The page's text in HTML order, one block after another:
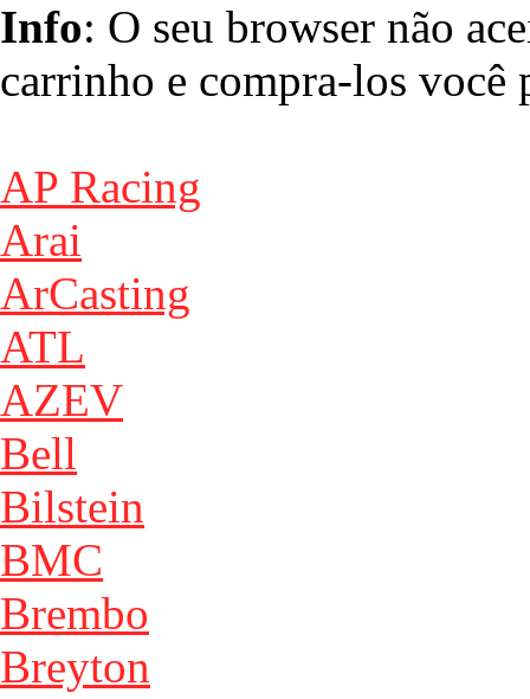
Info: O seu browser não
carrinho e compra-los você
AP Racing
Arai
ArCasting
ATL
AZEV
Bell
Bilstein
BMC
Brembo
Breyton